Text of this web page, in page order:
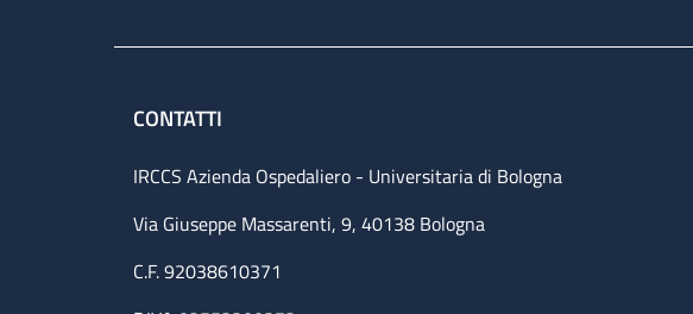
CONTATTI
IRCCS Azienda Ospedaliero - Universitaria di Bologna
Via Giuseppe Massarenti, 9, 40138 Bologna
C.F. 92038610371